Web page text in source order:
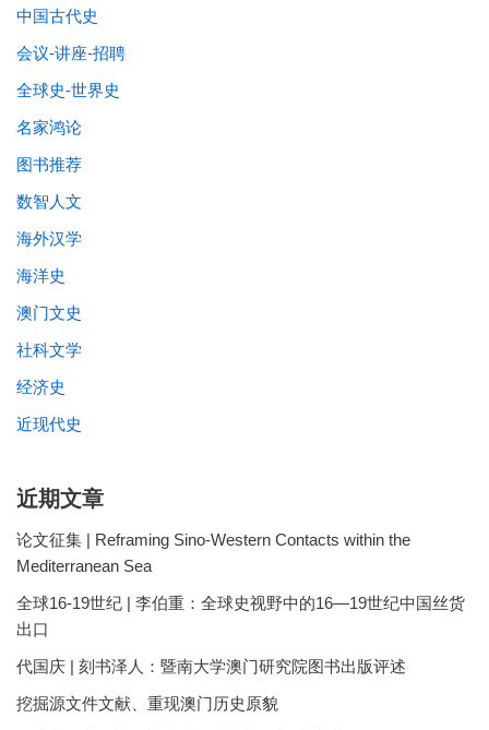
中国古代史
会议-讲座-招聘
全球史-世界史
名家鸿论
图书推荐
数智人文
海外汉学
海洋史
澳门文史
社科文学
经济史
近现代史
近期文章
论文征集 | Reframing Sino-Western Contacts within the
Mediterranean Sea
全球16-19世纪 | 李伯重：全球史视野中的16—19世纪中国丝货
出口
代国庆 | 刻书泽人：暨南大学澳门研究院图书出版评述
挖掘源文件文献、重现澳门历史原貌